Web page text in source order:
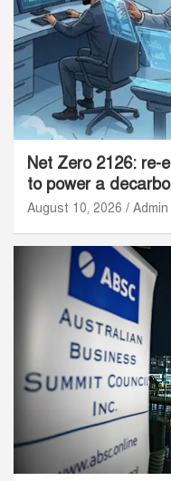
Net Zero 2126: re-
to power a
August 10, 2026 Admin